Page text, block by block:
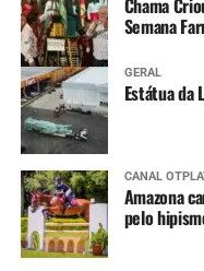
Semana
GERAL
Estátua da
CANAL
Amazona
pelo